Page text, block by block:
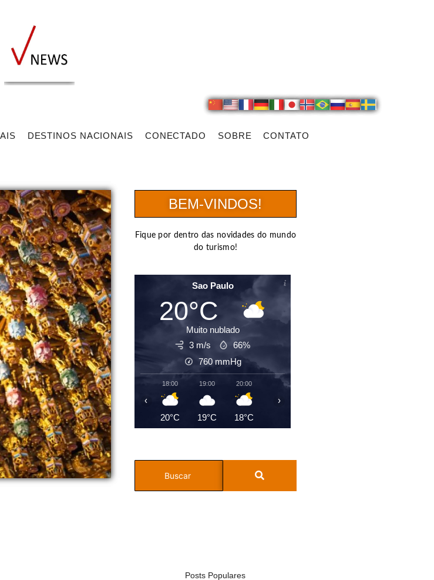
DESTINOS NACIONAIS CONECTADO SOBRE CONTATO
BEM-VINDOS!
Fique por dentro das novidades do mundo
do turismo!
Sao Paulo
20°C
Muito nublado
3 m/s
66%
760 mmHg
18:00
20°C
19:00
19°C
20:00
18°C
21:00
‹ ›
Posts Populares